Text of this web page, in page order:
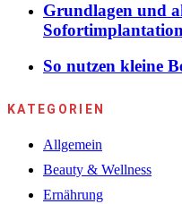
Grundlagen und
Sofortimplantation
So nutzen kleine
KATEGORIEN
Allgemein
Beauty & Wellness
Ernährung